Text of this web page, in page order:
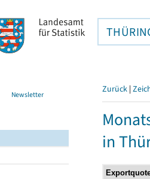
Newsletter Zurück |
in